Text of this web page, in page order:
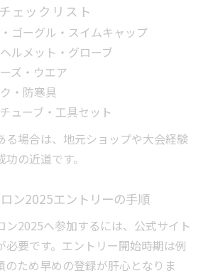
ェックリスト
ゴーグル・スイムキャップ
ルメット・グローブ
ズ・ウエア
・防寒具
ューブ・工具セット
る場合は、地元ショップや大会経験
の近道です。
ン2025エントリーの手順
ン2025へ参加するには、公式サイト
必要です。エントリー開始時期は例
のため早めの登録が肝心となりま